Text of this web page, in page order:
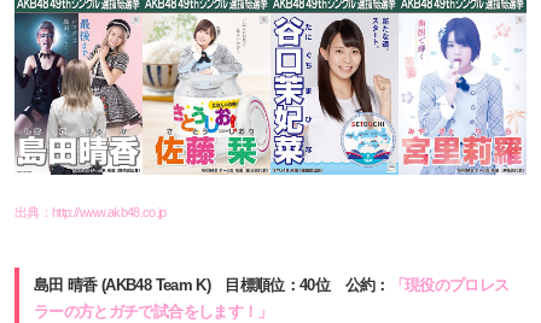
出典： http://www.akb48.co.jp
島田 晴香 (AKB48 Team K) 目標順位：40位 公約：
「現役のプロレス
ラーの方とガチで試合をします！」